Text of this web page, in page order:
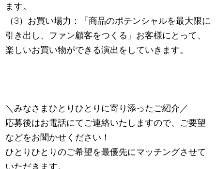
ます。
（3）お買い場力：「商品のポテンシャルを最大限に
引き出し、ファン顧客をつくる」お客様にとって、
楽しいお買い物ができる演出をしていきます。
＼みなさまひとりひとりに寄り添ったご紹介／
応募後はお電話にてご連絡いたしますので、ご要望
などをお聞かせください！
ひとりひとりのご希望を最優先にマッチングさせて
いただきます。